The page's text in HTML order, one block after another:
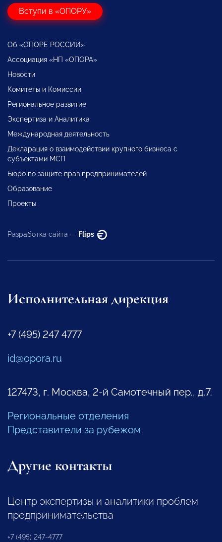
Вступи в «ОПОРУ»
Об «ОПОРЕ РОССИИ»
Ассоциация «НП «ОПОРА»
Новости
Комитеты и Комиссии
Региональное развитие
Экспертиза и Аналитика
Международная деятельность
Декларация о взаимодействии крупного бизнеса с
субъектами МСП
Бюро по защите прав предпринимателей
Образование
Проекты
Разработка сайта — Flips
Исполнительная дирекция
+7 (495) 247 4777
id@opora.ru
127473, г. Москва, 2-й Самотечный пер., д.7.
Региональные отделения
Представители за рубежом
Другие контакты
Центр экспертизы и аналитики проблем
предпринимательства
+7 (495) 247-4777